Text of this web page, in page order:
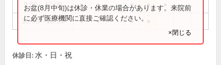
9:00～12:00 ● ● ● ●
16:30～18:30 ● ● ●
お盆(8月中旬)は休診・休業の場合があります。来院前
に必ず医療機関に直接ご確認ください。
×閉じる
休診日: 水・日・祝